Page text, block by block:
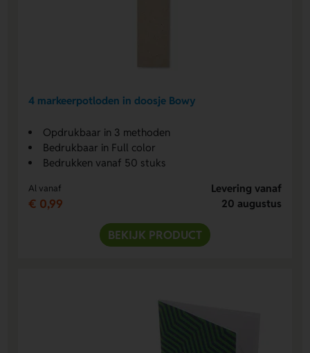
4 markeerpotloden in doosje Bowy
Opdrukbaar in 3 methoden
Bedrukbaar in Full color
Bedrukken vanaf 50 stuks
Al vanaf
€ 0,99
Levering vanaf
20 augustus
BEKIJK PRODUCT